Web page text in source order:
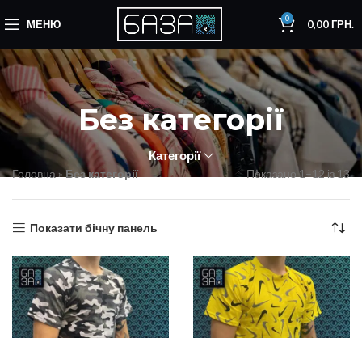
МЕНЮ 0 0,00ГРН.
Без категорії
Категорії
Головна » Без категорії Показано 1–12 із 13
Показати бічну панель